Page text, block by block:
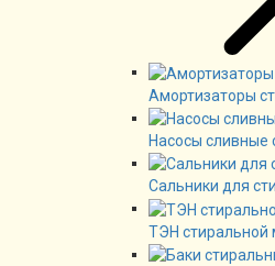
Амортизаторы
Насосы сливные
Сальники для
ТЭН